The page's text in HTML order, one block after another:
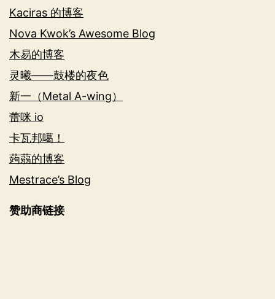
Kaciras 的博客
Nova Kwok’s Awesome Blog
木易的博客
灵曦——鼓楼的夜色
新一（Metal A-wing）
蕾咪 io
卡瓦邦噶！
蒟蒻的博客
Mestrace’s Blog
赞助商链接